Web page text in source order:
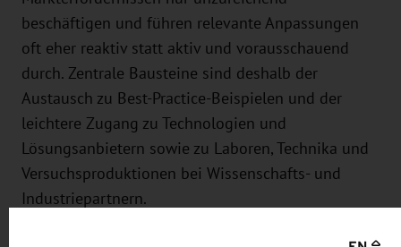
beschäftigen und führen relevante Anpassungen
oft eher reaktiv statt aktiv und vorausschauend
durch. Zentrale Bausteine sind deshalb der
Austausch zu Best-Practice-Beispielen und der
leichtere Zugang zu Technologien und
Lösungsanbietern sowie zu Laboren, Technika und
Versuchsproduktionen bei Wissenschafts- und
Industriepartnern.